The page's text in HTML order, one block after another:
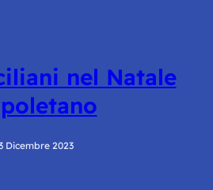
nel Natale
Dicembre 2023